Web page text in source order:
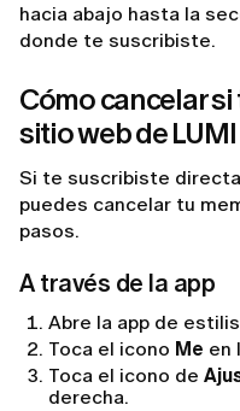
hacia abajo hasta la
donde te suscribiste.
Cómo cancelar
sitio web de LUMI
Si te suscribiste
puedes cancelar tu
pasos.
A través de la app
Abre la app de
Toca el icono Me en
Toca el icono de
derecha.